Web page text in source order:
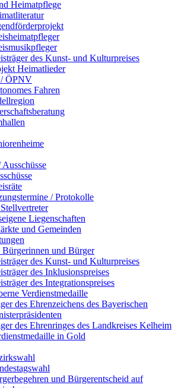
Heimatpflege
des Kunst- und Kulturpreises
Heimatlieder
ÖPNV
Fahren
/ Protokolle
Liegenschaften
und Gemeinden
Bürgerinnen und Bürger
des Kunst- und Kulturpreises
des Inklusionspreises
des Integrationspreises
Verdienstmedaille
des Ehrenzeichens des Bayerischen
des Ehrenringes des Landkreises Kelheim
in Gold
und Bürgerentscheid auf